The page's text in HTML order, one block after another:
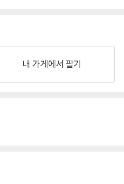
내 가게에서 팔기